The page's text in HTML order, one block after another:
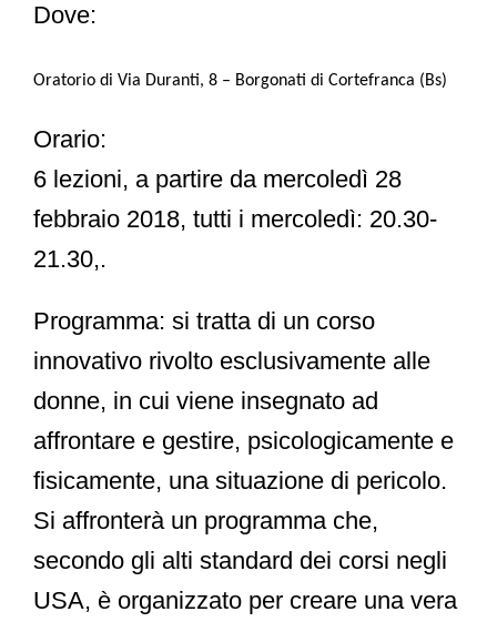
Dove:
Oratorio di Via Duranti, 8 – Borgonati di Cortefranca (Bs)
Orario:
6 lezioni, a partire da mercoledì 28
febbraio 2018, tutti i mercoledì: 20.30-
21.30,.
Programma: si tratta di un corso
innovativo rivolto esclusivamente alle
donne, in cui viene insegnato ad
affrontare e gestire, psicologicamente e
fisicamente, una situazione di pericolo.
Si affronterà un programma che,
secondo gli alti standard dei corsi negli
USA, è organizzato per creare una vera